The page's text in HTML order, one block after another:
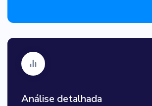
Análise detalhada